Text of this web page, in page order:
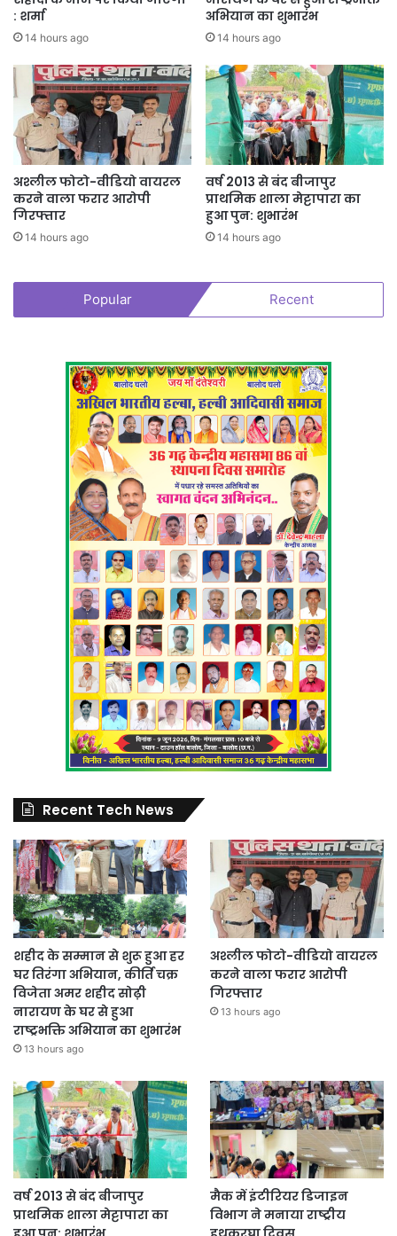
: शर्मा
14 hours ago
अभियान का शुभारंभ
14 hours ago
अश्लील फोटो-वीडियो वायरल
करने वाला फरार आरोपी
गिरफ्तार
14 hours ago
वर्ष 2013 से बंद बीजापुर
प्राथमिक शाला मेट्टापारा का
हुआ पुन: शुभारंभ
14 hours ago
Popular Recent
Recent Tech News
शहीद के सम्मान से शुरू हुआ हर
घर तिरंगा अभियान, कीर्ति चक्र
विजेता अमर शहीद सोढ़ी
नारायण के घर से हुआ
राष्ट्रभक्ति अभियान का शुभारंभ
13 hours ago
अश्लील फोटो-वीडियो वायरल
करने वाला फरार आरोपी
गिरफ्तार
13 hours ago
वर्ष 2013 से बंद बीजापुर
प्राथमिक शाला मेट्टापारा का
मैक में इंटीरियर डिजाइन
विभाग ने मनाया राष्ट्रीय